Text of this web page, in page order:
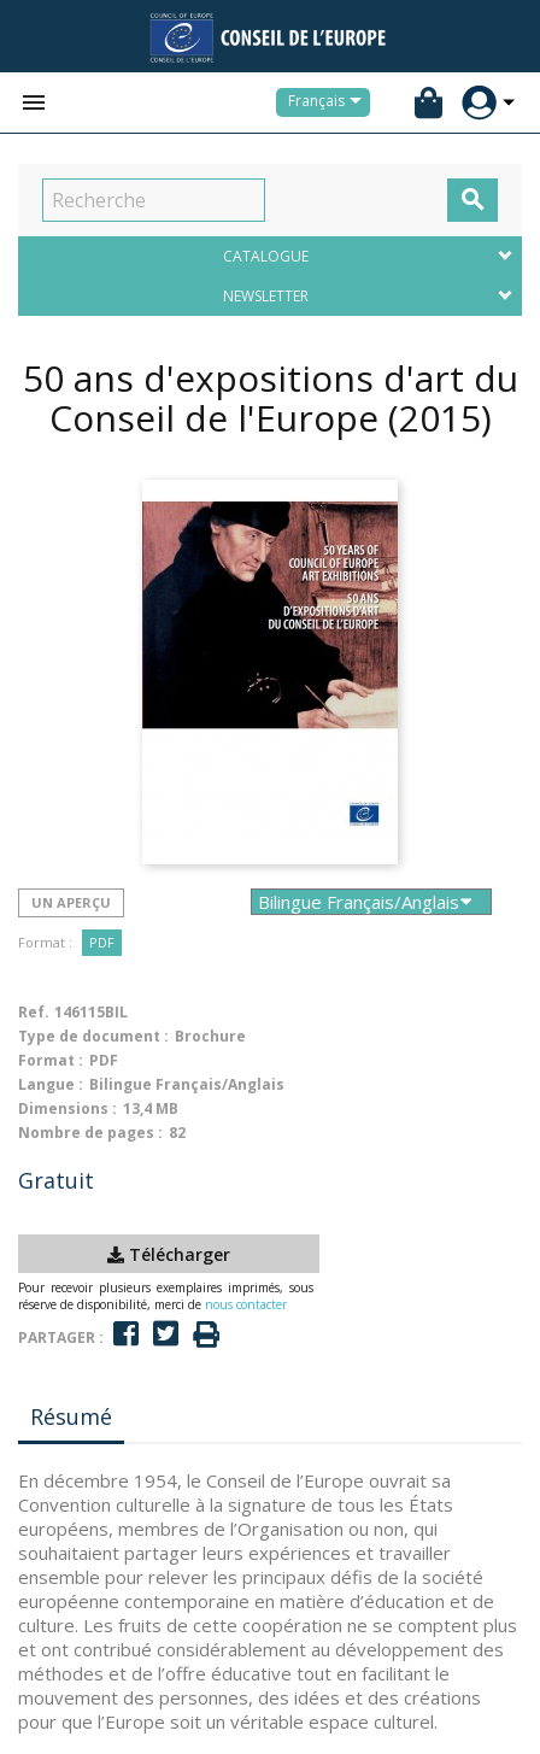
 Français

CATALOGUE
NEWSLETTER
50 ans d'expositions d'art du
Conseil de l'Europe (2015)
UN APERÇU
Format : PDF
Ref. 146115BIL
Type de document : Brochure
Format : PDF
Langue : Bilingue Français/Anglais
Dimensions : 13,4 MB
Nombre de pages : 82
Gratuit
Télécharger
Pour recevoir plusieurs exemplaires imprimés, sous
réserve de disponibilité, merci de nous contacter
PARTAGER :
Résumé
En décembre 1954, le Conseil de l’Europe ouvrait sa
Convention culturelle à la signature de tous les États
européens, membres de l’Organisation ou non, qui
souhaitaient partager leurs expériences et travailler
ensemble pour relever les principaux défis de la société
européenne contemporaine en matière d’éducation et de
culture. Les fruits de cette coopération ne se comptent plus
et ont contribué considérablement au développement des
méthodes et de l’offre éducative tout en facilitant le
mouvement des personnes, des idées et des créations
pour que l’Europe soit un véritable espace culturel.